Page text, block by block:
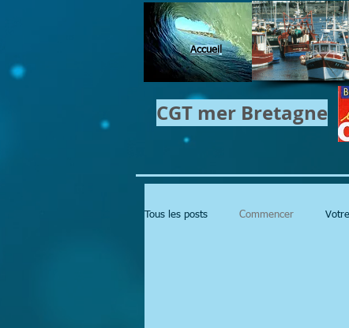
CGT mer​ Bretagne
Accueil
Tous les posts Commencer